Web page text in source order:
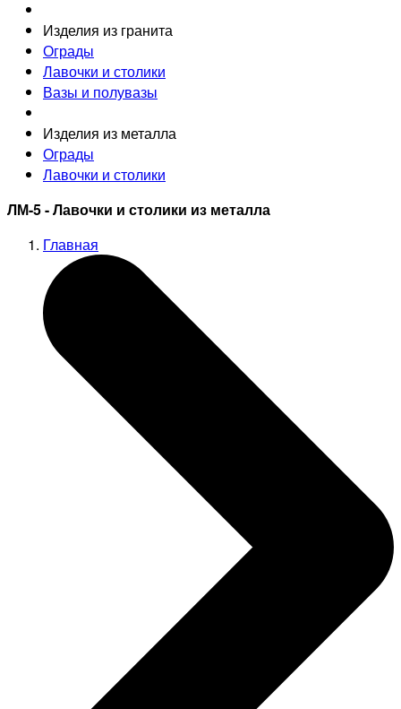
Изделия из гранита
Ограды
Лавочки и столики
Вазы и полувазы
Изделия из металла
Ограды
Лавочки и столики
ЛМ-5 - Лавочки и столики из металла
Главная